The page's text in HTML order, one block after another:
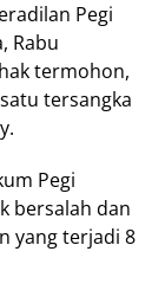
Pegi
Rabu
termohon,
tersangka
Pegi
bersalah dan
yang terjadi 8